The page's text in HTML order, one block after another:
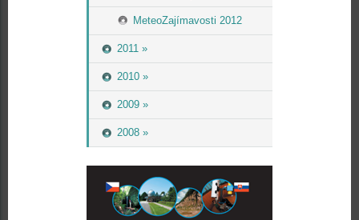
MeteoZajímavosti 2012
2011 »
2010 »
2009 »
2008 »